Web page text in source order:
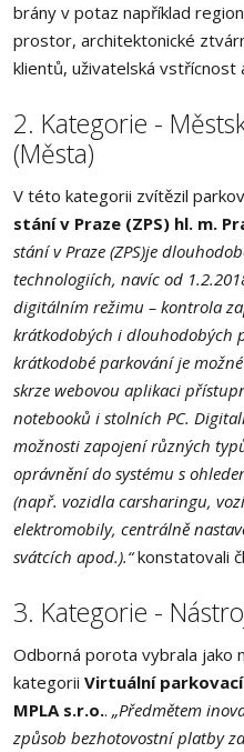
brány v potaz například
prostor, architektonické
klientů, uživatelská vstřícnost
2. Kategorie -
(Města)
V této kategorii zvítězil
stání v Praze (ZPS) hl. m.
stání v Praze (ZPS)je
technologiích, navíc od
digitálním režimu – kontrola
krátkodobých i dlouhodobých
krátkodobé parkování je
skrze webovou aplikaci
notebooků i stolních PC.
možnosti zapojení různých
oprávnění do systému s
(např. vozidla carsharingu,
elektromobily, centrálně
svátcích apod.).“konstatovali
3. Kategorie -
Odborná porota vybrala jako
kategorii Virtuální
MPLA s.r.o.. „Předmětem
způsob bezhotovostní platby